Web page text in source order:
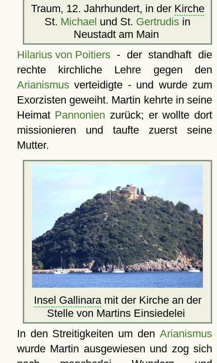
Traum, 12. Jahrhundert, in der Kirche
St. Michael und St. Gertrudis in
Neustadt am Main
Hilarius von Poitiers- der standhaft die
rechte kirchliche Lehre gegen den
Arianismusverteidigte - und wurde zum
Exorzisten geweiht. Martin kehrte in seine
Heimat Pannonien zurück; er wollte dort
missionieren und taufte zuerst seine
Mutter.
Insel Gallinaramit der Kirche an der
Stelle von Martins Einsiedelei
In den Streitigkeiten um den Arianismus
wurde Martin ausgewiesen und zog sich